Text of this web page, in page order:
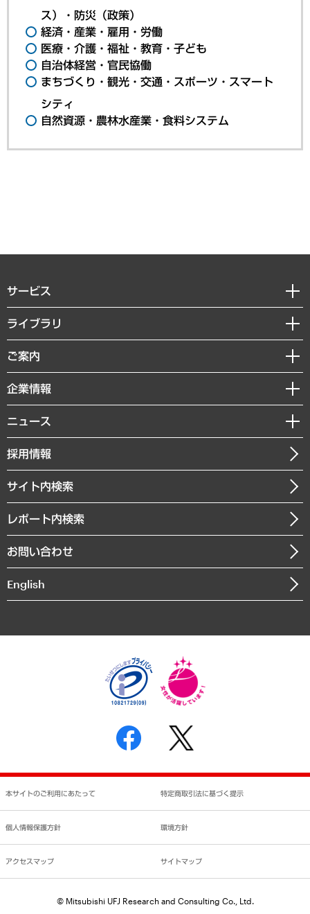
ス）・防災（政策）
経済・産業・雇用・労働
医療・介護・福祉・教育・子ども
自治体経営・官民協働
まちづくり・観光・交通・スポーツ・スマート
シティ
自然資源・農林水産業・食料システム
サービス
経営戦略
組織・人事戦略
デジタルイノベーション
共生・ダイバーシティ
GRC（ガバナンス・リスク・コンプライアンス）・防災（政策）
経済・産業・雇用・労働
まちづくり・観光・交通・スポーツ・スマートシティ
自然資源・農林水産業・食料システム
ライブラリ
経済調査
レポート
コラム
経営用語集
受託・受注実績（官公庁関連）
メディア掲載・出演
ご案内
セミナー・イベント情報
MUFGビジネスセミナー
受託案件情報
企業情報
私たちの想い
社長メッセージ
会社概要
沿革
組織図・本部部室紹介
インドネシア現地法人
個人情報保護方針
反社会的勢力に対する基本方針
書面による個人情報の開示等の請求の手続きについて
ニュース
ニュースリリース
お知らせ
採用情報
サイト内検索
レポート内検索
お問い合わせ
English
本サイトのご利用にあたって 特定商取引法に基づく提示
個人情報保護方針 環境方針
アクセスマップ サイトマップ
© Mitsubishi UFJ Research and Consulting Co., Ltd.